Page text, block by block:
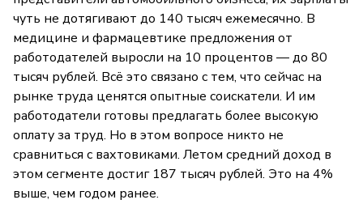
чуть не дотягивают до 140 тысяч ежемесячно. В
медицине и фармацевтике предложения от
работодателей выросли на 10 процентов — до 80
тысяч рублей. Всё это связано с тем, что сейчас на
рынке труда ценятся опытные соискатели. И им
работодатели готовы предлагать более высокую
оплату за труд. Но в этом вопросе никто не
сравниться с вахтовиками. Летом средний доход в
этом сегменте достиг 187 тысяч рублей. Это на 4%
выше, чем годом ранее.